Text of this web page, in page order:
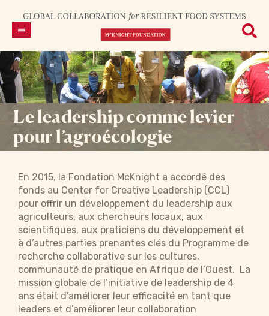
Le leadership comme levier
pour l’agroécologie
En 2015, la Fondation McKnight a accordé des
fonds au Center for Creative Leadership (CCL)
pour offrir un développement du leadership aux
agriculteurs, aux chercheurs locaux, aux
scientifiques, aux praticiens du développement et
à d’autres parties prenantes clés du Programme de
recherche collaborative sur les cultures,
communauté de pratique en Afrique de l’Ouest. La
mission globale de l’initiative de leadership de 4
ans était d’améliorer leur efficacité en tant que
leaders et d’améliorer leur collaboration